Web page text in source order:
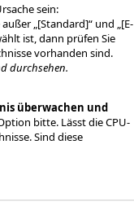
sein:
„[Standard]“ und „[E-
ist, dann prüfen Sie
vorhanden sind.
durchsehen.
überwachen und
bitte. Lässt die CPU-
Sind diese